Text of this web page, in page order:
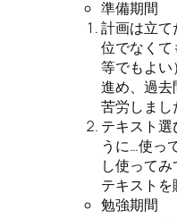
準備期間
計画は立
位でなくて
等でもよい
進め、過去
苦労しまし
テキスト選
うに…使っ
し使って
テキストを
勉強期間